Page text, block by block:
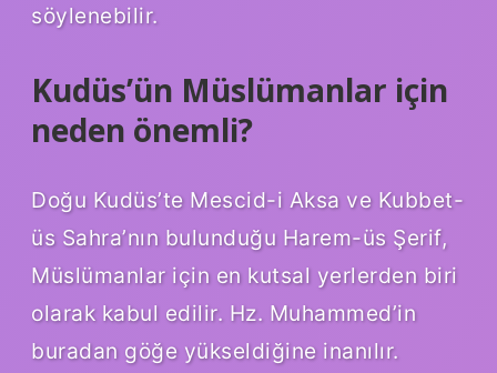
söylenebilir.
Kudüs’ün Müslümanlar için
neden önemli?
Doğu Kudüs’te Mescid-i Aksa ve Kubbet-
üs Sahra’nın bulunduğu Harem-üs Şerif,
Müslümanlar için en kutsal yerlerden biri
olarak kabul edilir. Hz. Muhammed’in
buradan göğe yükseldiğine inanılır.